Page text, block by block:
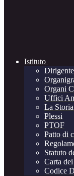
Istituto
Dirigente
Organi
Uffici
La
Plessi
PTOF
Patto di
Statuto
Carta
Codice